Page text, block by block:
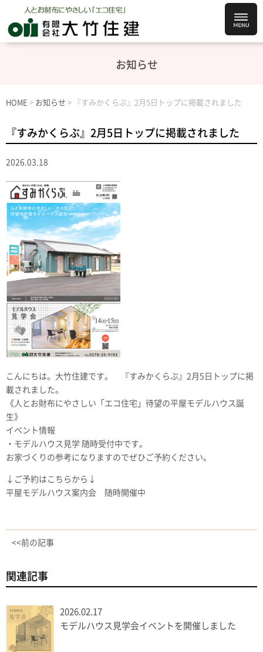
お知らせ
HOME > お知らせ > 『すみかくらぶ』2月5日トップに掲載されました
『すみかくらぶ』2月5日トップに掲載されました
2026.03.18
こんにちは。大竹住建です。 『すみかくらぶ』2月5日トップに掲
載されました。
《人とお財布にやさしい「エコ住宅」待望の平屋モデルハウス誕
生》
イベント情報
・モデルハウス見学 随時受付中です。
お家づくりの参考になりますのでぜひご予約ください。
↓ご予約はこちらから↓
平屋モデルハウス案内会 随時開催中
<<前の記事
関連記事
2026.02.17
モデルハウス見学会イベントを開催しました